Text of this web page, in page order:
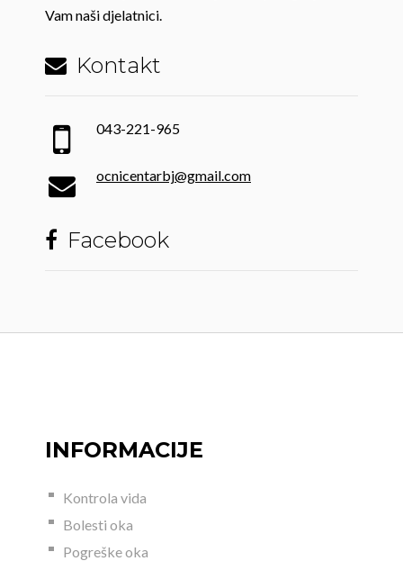
Vam naši djelatnici.
Kontakt
043-221-965
ocnicentarbj@gmail.com
Facebook
INFORMACIJE
Kontrola vida
Bolesti oka
Pogreške oka